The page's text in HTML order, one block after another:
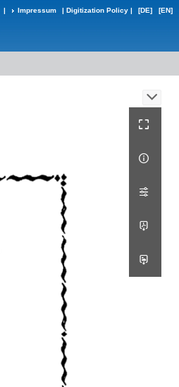
| Impressum | Digitization Policy | [DE] [EN]